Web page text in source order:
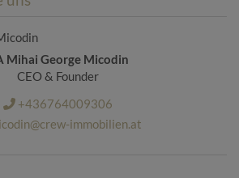
Mihai George Micodin
CEO & Founder
+436764009306
immobilien.at